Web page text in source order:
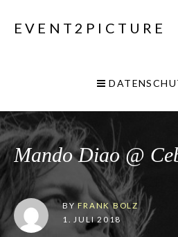
EVENT2PICTURE
Mando Diao @
BYFRANK BOLZ
1. JULI 2018